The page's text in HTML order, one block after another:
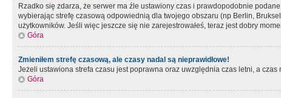
Rzadko się zdarza, że serwer ma źle ustawiony czas i prawdopodobnie
wybierając strefę czasową odpowiednią dla twojego obszaru (np Berlin,
użytkowników. Jeśli więc jeszcze się nie zarejestrowałeś, teraz jest dobry
Góra
Zmieniłem strefę czasową, ale czasy nadal są nieprawidłowe!
Jeżeli ustawiona strefa czasu jest poprawna oraz uwzględnia czas letni, a
Góra